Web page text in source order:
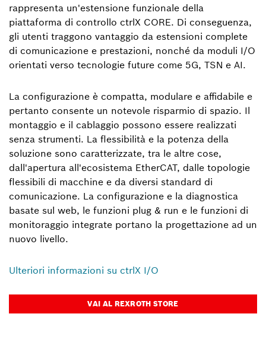
rappresenta un'estensione funzionale della
piattaforma di controllo ctrlX CORE. Di conseguenza,
gli utenti traggono vantaggio da estensioni complete
di comunicazione e prestazioni, nonché da moduli I/O
orientati verso tecnologie future come 5G, TSN e AI.
La configurazione è compatta, modulare e affidabile e
pertanto consente un notevole risparmio di spazio. Il
montaggio e il cablaggio possono essere realizzati
senza strumenti. La flessibilità e la potenza della
soluzione sono caratterizzate, tra le altre cose,
dall'apertura all'ecosistema EtherCAT, dalle topologie
flessibili di macchine e da diversi standard di
comunicazione. La configurazione e la diagnostica
basate sul web, le funzioni plug & run e le funzioni di
monitoraggio integrate portano la progettazione ad un
nuovo livello.
Ulteriori informazioni su ctrlX I/O
VAI AL REXROTH STORE